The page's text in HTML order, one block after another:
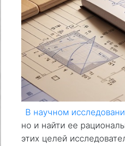
В научном
но и найти ее
этих целей